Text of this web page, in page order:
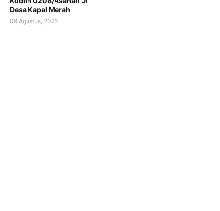
Desa Kapal Merah
09 Agustus, 2026